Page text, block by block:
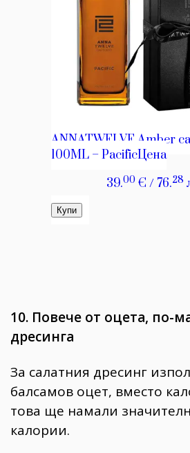
10. Повече от оцета, по-
дресинга
За салатния дресинг
балсамов оцет, вместо
това ще намали
калории.